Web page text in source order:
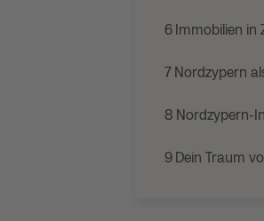
6 Immobilien in
7 Nordzypern
8 Nordzypern-
9 Dein Traum